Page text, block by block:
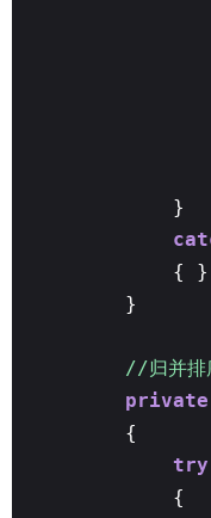
}
{ }
}
//归并排
private
{
try
{